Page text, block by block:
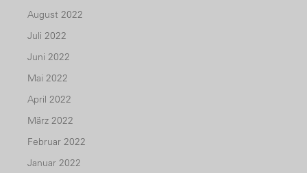
August 2022
Juli 2022
Juni 2022
Mai 2022
April 2022
März 2022
Februar 2022
Januar 2022